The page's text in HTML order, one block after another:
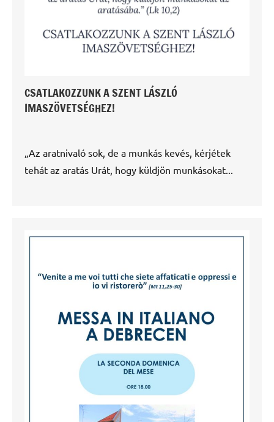
CSATLAKOZZUNK A SZENT LÁSZLÓ
IMASZÖVETSÉGHEZ!
„Az aratnivaló sok, de a munkás kevés, kérjétek
tehát az aratás Urát, hogy küldjön munkásokat...